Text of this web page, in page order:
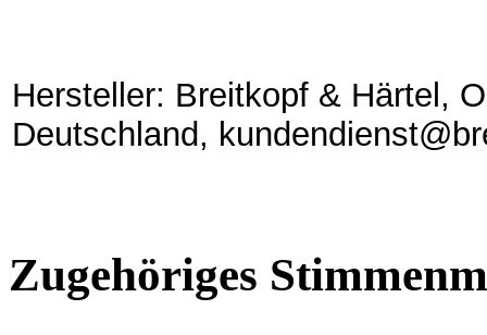
Hersteller: Breitkopf & Härtel,
Deutschland,
Zugehöriges